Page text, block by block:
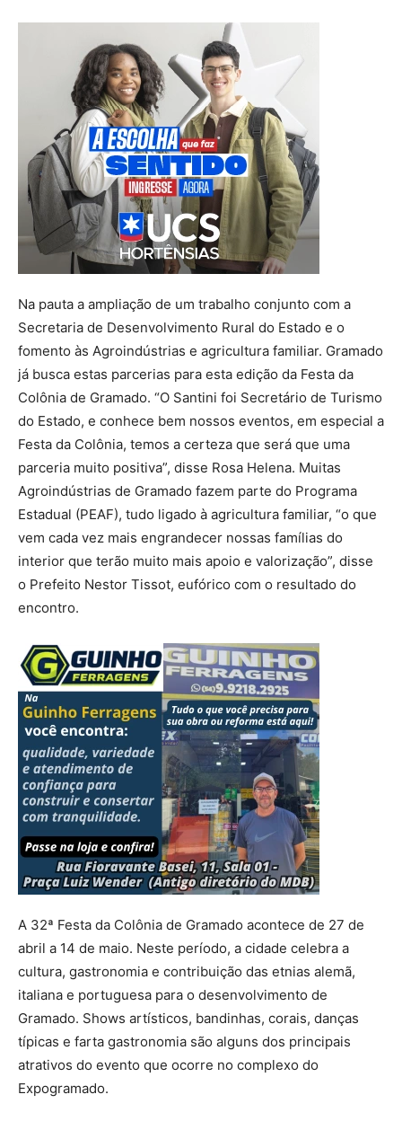
Na pauta a ampliação de um trabalho conjunto com a
Secretaria de Desenvolvimento Rural do Estado e o
fomento às Agroindústrias e agricultura familiar. Gramado
já busca estas parcerias para esta edição da Festa da
Colônia de Gramado. “O Santini foi Secretário de Turismo
do Estado, e conhece bem nossos eventos, em especial a
Festa da Colônia, temos a certeza que será que uma
parceria muito positiva”, disse Rosa Helena. Muitas
Agroindústrias de Gramado fazem parte do Programa
Estadual (PEAF), tudo ligado à agricultura familiar, “o que
vem cada vez mais engrandecer nossas famílias do
interior que terão muito mais apoio e valorização”, disse
o Prefeito Nestor Tissot, eufórico com o resultado do
encontro.
A 32ª Festa da Colônia de Gramado acontece de 27 de
abril a 14 de maio. Neste período, a cidade celebra a
cultura, gastronomia e contribuição das etnias alemã,
italiana e portuguesa para o desenvolvimento de
Gramado. Shows artísticos, bandinhas, corais, danças
típicas e farta gastronomia são alguns dos principais
atrativos do evento que ocorre no complexo do
Expogramado.